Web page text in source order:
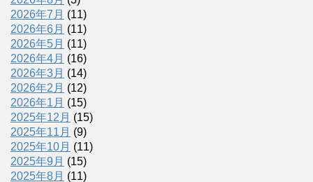
2026年7月 (11)
2026年6月 (11)
2026年5月 (11)
2026年4月 (16)
2026年3月 (14)
2026年2月 (12)
2026年1月 (15)
2025年12月 (15)
2025年11月 (9)
2025年10月 (11)
2025年9月 (15)
2025年8月 (11)